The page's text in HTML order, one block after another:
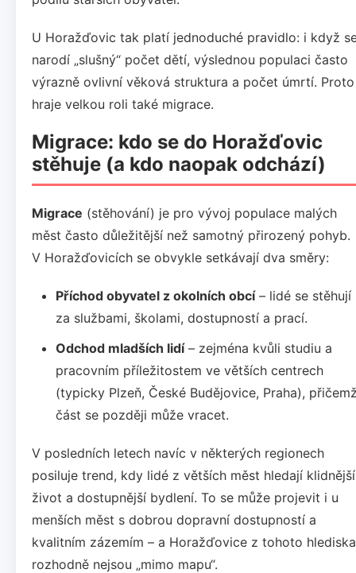
U Horažďovic tak platí jednoduché pravidlo: i když
narodí „slušný“ počet dětí, výslednou populaci často
výrazně ovlivní věková struktura a počet úmrtí. Proto
hraje velkou roli také migrace.
Migrace: kdo se do Horažďovic
stěhuje (a kdo naopak odchází)
Migrace (stěhování) je pro vývoj populace malých
měst často důležitější než samotný přirozený pohyb.
V Horažďovicích se obvykle setkávají dva směry:
Příchod obyvatel z okolních obcí– lidé se stěhují
za službami, školami, dostupností a prací.
Odchod mladších lidí– zejména kvůli studiu a
pracovním příležitostem ve větších centrech
(typicky Plzeň, České Budějovice, Praha),
část se později může vracet.
V posledních letech navíc v některých regionech
posiluje trend, kdy lidé z větších měst hledají klidnější
život a dostupnější bydlení. To se může projevit i u
menších měst s dobrou dopravní dostupností a
kvalitním zázemím – a Horažďovice z tohoto hlediska
rozhodně nejsou „mimo mapu“.